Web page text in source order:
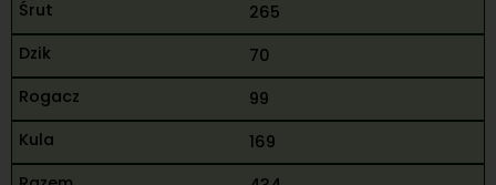
265
70
99
169